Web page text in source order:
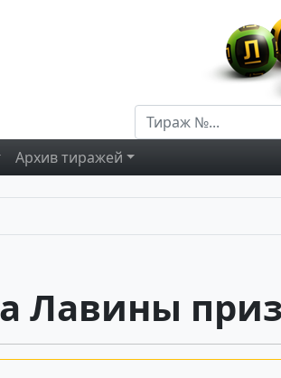
Архивтиражей
Лавины